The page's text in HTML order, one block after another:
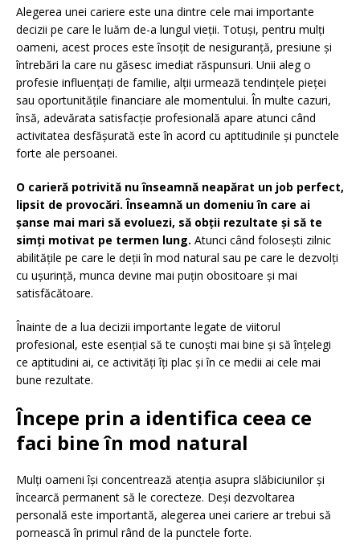
Alegerea unei cariere este una dintre cele mai importante
decizii pe care le luăm de-a lungul vieții. Totuși, pentru mulți
oameni, acest proces este însoțit de nesiguranță, presiune și
întrebări la care nu găsesc imediat răspunsuri. Unii aleg o
profesie influențați de familie, alții urmează tendințele pieței
sau oportunitățile financiare ale momentului. În multe cazuri,
însă, adevărata satisfacție profesională apare atunci când
activitatea desfășurată este în acord cu aptitudinile și punctele
forte ale persoanei.
O carieră potrivită nu înseamnă neapărat un job perfect,
lipsit de provocări. Înseamnă un domeniu în care ai
șanse mai mari să evoluezi, să obții rezultate și să te
simți motivat pe termen lung. Atunci când folosești zilnic
abilitățile pe care le deții în mod natural sau pe care le dezvolți
cu ușurință, munca devine mai puțin obositoare și mai
satisfăcătoare.
Înainte de a lua decizii importante legate de viitorul
profesional, este esențial să te cunoști mai bine și să înțelegi
ce aptitudini ai, ce activități îți plac și în ce medii ai cele mai
bune rezultate.
Începe prin a identifica ceea ce
faci bine în mod natural
Mulți oameni își concentrează atenția asupra slăbiciunilor și
încearcă permanent să le corecteze. Deși dezvoltarea
personală este importantă, alegerea unei cariere ar trebui să
pornească în primul rând de la punctele forte.